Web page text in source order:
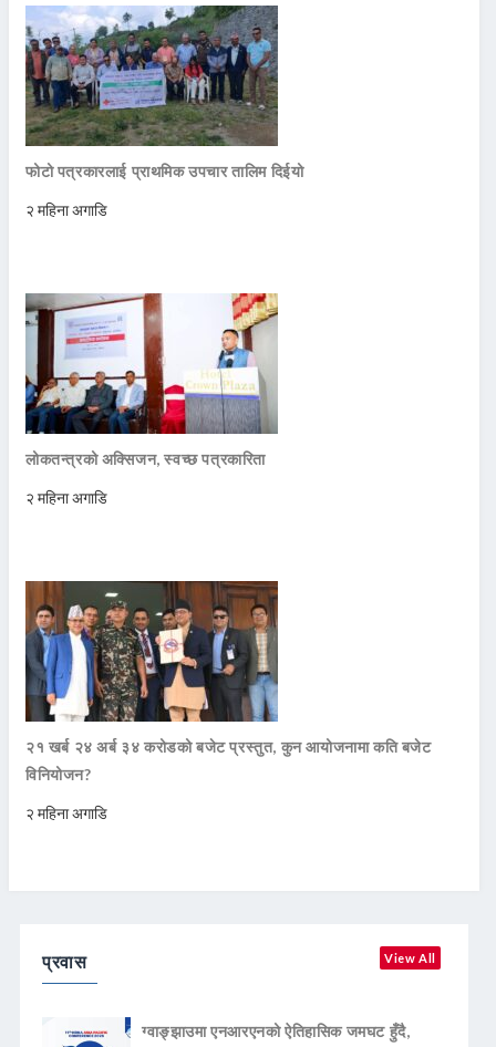
फोटो पत्रकारलाई प्राथमिक उपचार तालिम दिईयो
२ महिना अगाडि
लोकतन्त्रको अक्सिजन, स्वच्छ पत्रकारिता
२ महिना अगाडि
२१ खर्ब २४ अर्ब ३४ करोडको बजेट प्रस्तुत, कुन आयोजनामा कति बजेट
विनियोजन?
२ महिना अगाडि
प्रवास View All
ग्वाङ्झाउमा एनआरएनको ऐतिहासिक जमघट हुँदै,